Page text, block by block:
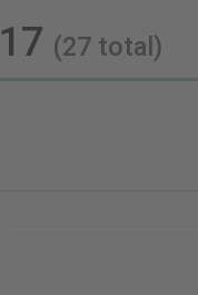
(27 total)